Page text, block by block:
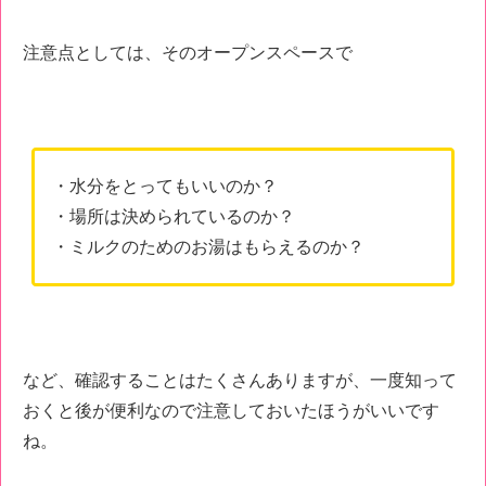
注意点としては、そのオープンスペースで
・水分をとってもいいのか？
・場所は決められているのか？
・ミルクのためのお湯はもらえるのか？
など、確認することはたくさんありますが、一度知って
おくと後が便利なので注意しておいたほうがいいです
ね。